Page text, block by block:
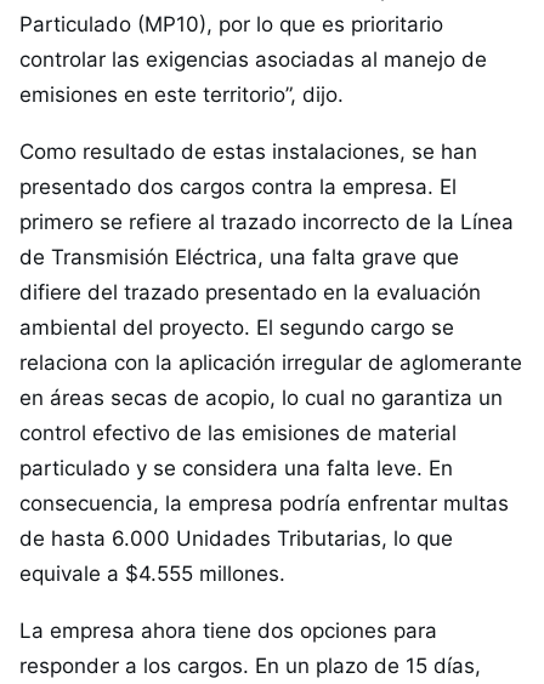
Particulado (MP10), por lo que es prioritario
controlar las exigencias asociadas al manejo de
emisiones en este territorio”, dijo.
Como resultado de estas instalaciones, se han
presentado dos cargos contra la empresa. El
primero se refiere al trazado incorrecto de la Línea
de Transmisión Eléctrica, una falta grave que
difiere del trazado presentado en la evaluación
ambiental del proyecto. El segundo cargo se
relaciona con la aplicación irregular de aglomerante
en áreas secas de acopio, lo cual no garantiza un
control efectivo de las emisiones de material
particulado y se considera una falta leve. En
consecuencia, la empresa podría enfrentar multas
de hasta 6.000 Unidades Tributarias, lo que
equivale a $4.555 millones.
La empresa ahora tiene dos opciones para
responder a los cargos. En un plazo de 15 días,